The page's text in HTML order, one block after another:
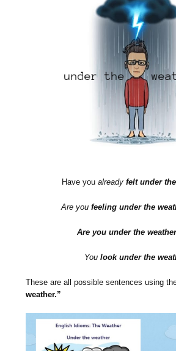
Have you already felt under
Are you feeling under the
Are you under the weather
You look under the
These are all possible sentences using
weather.”